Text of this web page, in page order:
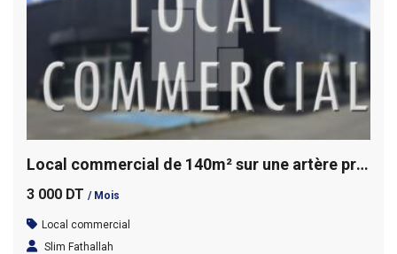
Local commercial de 140m² sur une artère principale, La Soukra
3 000 DT / Mois
Local commercial
Slim Fathallah